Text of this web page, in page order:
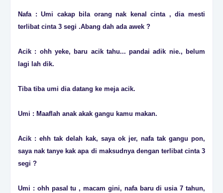
Nafa : Umi cakap bila orang nak kenal cinta , dia mesti
terlibat cinta 3 segi .Abang dah ada awek ?
Acik : ohh yeke, baru acik tahu... pandai adik nie., belum
lagi lah dik.
Tiba tiba umi dia datang ke meja acik.
Umi : Maaflah anak akak gangu kamu makan.
Acik : ehh tak delah kak, saya ok jer, nafa tak gangu pon,
saya nak tanye kak apa di maksudnya dengan terlibat cinta 3
segi ?
Umi : ohh pasal tu , macam gini, nafa baru di usia 7 tahun,